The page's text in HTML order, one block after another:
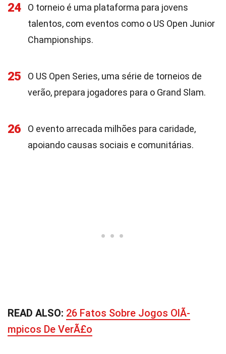
24
O torneio é uma plataforma para jovens
talentos, com eventos como o US Open Junior
Championships.
25
O US Open Series, uma série de torneios de
verão, prepara jogadores para o Grand Slam.
26
O evento arrecada milhões para caridade,
apoiando causas sociais e comunitárias.
READ ALSO: 26 Fatos Sobre Jogos OlÃ­
mpicos De VerÃ£o